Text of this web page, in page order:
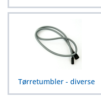
Tørretumbler - diverse